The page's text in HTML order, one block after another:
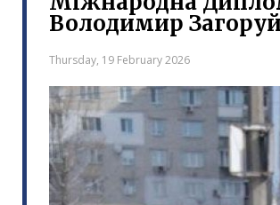
Володимир
Thursday, 19 February 2026